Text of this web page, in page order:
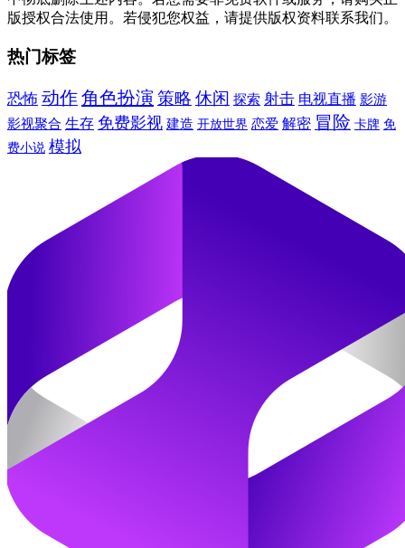
版授权合法使用。若侵犯您权益，请提供版权资料联系我们。
热门标签
恐怖 动作角色扮演 策略 休闲 探索 射击 电视直播 影游
影视聚合 生存 免费影视 建造 开放世界 恋爱 解密 冒险 卡牌 免
费小说 模拟